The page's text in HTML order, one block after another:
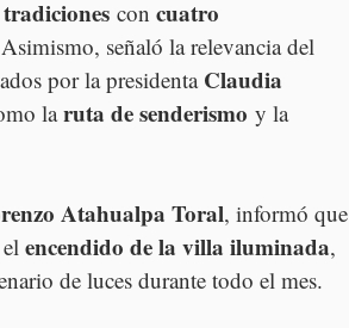
tradiciones con cuatro
señaló la relevancia del
por la presidenta Claudia
la ruta de senderismo y la
Atahualpa Toral, informó que
encendido de la villa iluminada,
de luces durante todo el mes.